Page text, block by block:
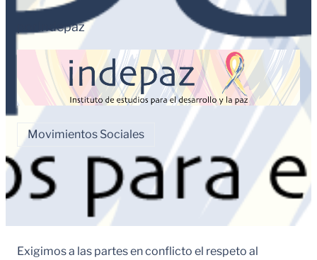
Indepaz
Movimientos Sociales
Exigimos a las partes en conflicto el respeto al